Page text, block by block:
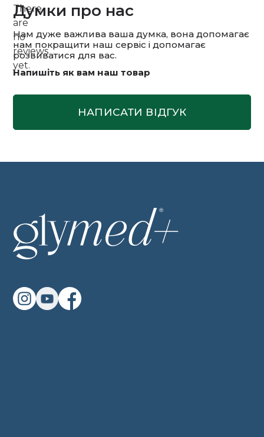
There
are
no
reviews
yet.
Думки про нас
Нам дуже важлива ваша думка, вона допомагає
нам покращити наш сервіс і допомагає
розвиватися для вас.
Напишіть як вам наш товар
НАПИСАТИ ВІДГУК